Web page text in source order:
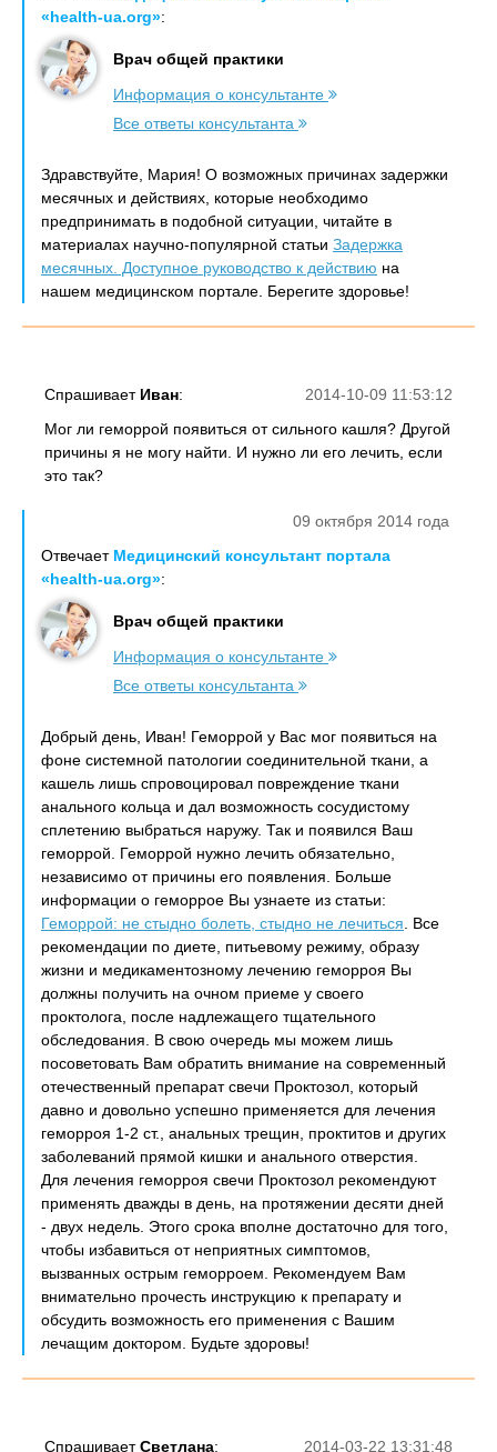
«health-ua.org»:
Врач общей практики
Информация о консультанте
Все ответы консультанта
Здравствуйте, Мария! О возможных причинах задержки
месячных и действиях, которые необходимо
предпринимать в подобной ситуации, читайте в
материалах научно-популярной статьи Задержка
месячных. Доступное руководство к действию на
нашем медицинском портале. Берегите здоровье!
2014-10-09 11:53:12
Спрашивает Иван:
Мог ли геморрой появиться от сильного кашля? Другой
причины я не могу найти. И нужно ли его лечить, если
это так?
09 октября 2014 года
Отвечает Медицинский консультант портала
«health-ua.org»:
Врач общей практики
Информация о консультанте
Все ответы консультанта
Добрый день, Иван! Геморрой у Вас мог появиться на
фоне системной патологии соединительной ткани, а
кашель лишь спровоцировал повреждение ткани
анального кольца и дал возможность сосудистому
сплетению выбраться наружу. Так и появился Ваш
геморрой. Геморрой нужно лечить обязательно,
независимо от причины его появления. Больше
информации о геморрое Вы узнаете из статьи:
Геморрой: не стыдно болеть, стыдно не лечиться . Все
рекомендации по диете, питьевому режиму, образу
жизни и медикаментозному лечению геморроя Вы
должны получить на очном приеме у своего
проктолога, после надлежащего тщательного
обследования. В свою очередь мы можем лишь
посоветовать Вам обратить внимание на современный
отечественный препарат свечи Проктозол, который
давно и довольно успешно применяется для лечения
геморроя 1-2 ст., анальных трещин, проктитов и других
заболеваний прямой кишки и анального отверстия.
Для лечения геморроя свечи Проктозол рекомендуют
применять дважды в день, на протяжении десяти дней
- двух недель. Этого срока вполне достаточно для того,
чтобы избавиться от неприятных симптомов,
вызванных острым геморроем. Рекомендуем Вам
внимательно прочесть инструкцию к препарату и
обсудить возможность его применения с Вашим
лечащим доктором. Будьте здоровы!
2014-03-22 13:31:48
СпрашиваетСветлана: